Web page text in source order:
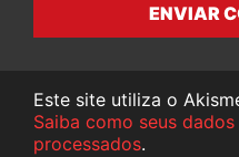
ENVIAR
Este site utiliza o
Saiba como seus
processados.